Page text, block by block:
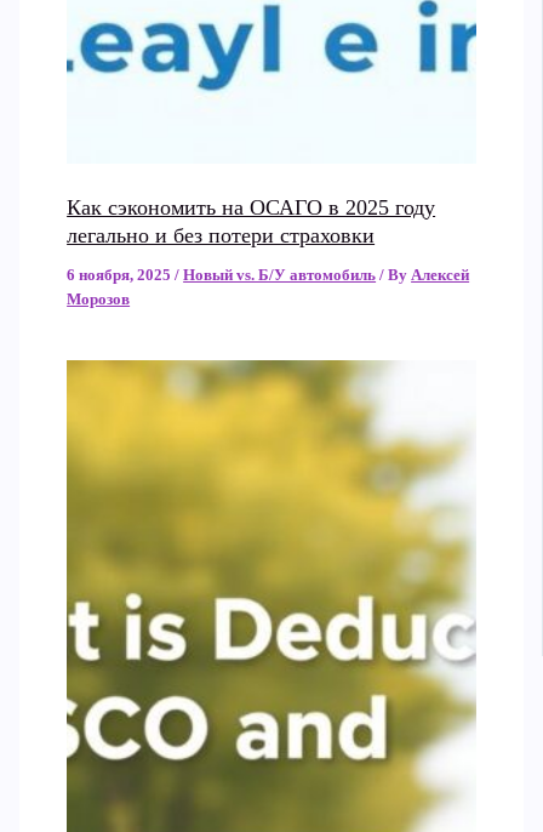
Как сэкономить на ОСАГО в 2025 году
легально и без потери страховки
6 ноября, 2025/Новый vs. Б/У автомобиль / By Алексей
Морозов